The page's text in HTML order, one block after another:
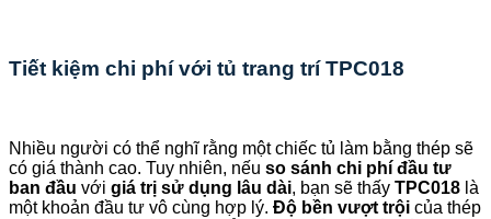
Tiết kiệm chi phí với tủ trang trí TPC018
Nhiều người có thể nghĩ rằng một chiếc tủ làm bằng thép sẽ
có giá thành cao. Tuy nhiên, nếu so sánh chi phí đầu tư
ban đầu với giá trị sử dụng lâu dài, bạn sẽ thấy TPC018 là
một khoản đầu tư vô cùng hợp lý. Độ bền vượt trội của thép